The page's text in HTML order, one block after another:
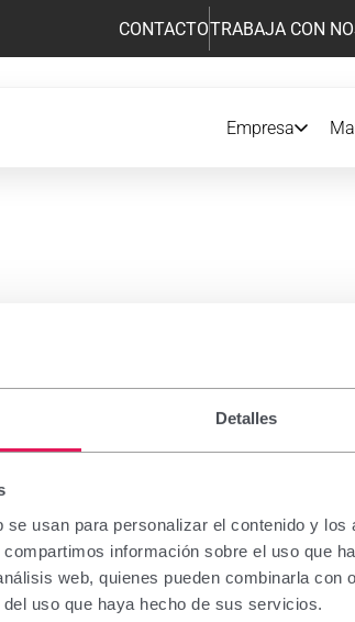
Detalles
usan para personalizar el contenido y
información sobre el uso que
web, quienes pueden combinarla con
uso que haya hecho de sus servicios.
CONTACTOTRABAJA CON
Empresa
de
que figura en esta sección está
sanitarios facultados para
por lo que requiere una
interpretación. En caso de no
abstenga de continuar.